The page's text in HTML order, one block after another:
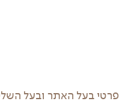
פרטי בעל האתר ובעל